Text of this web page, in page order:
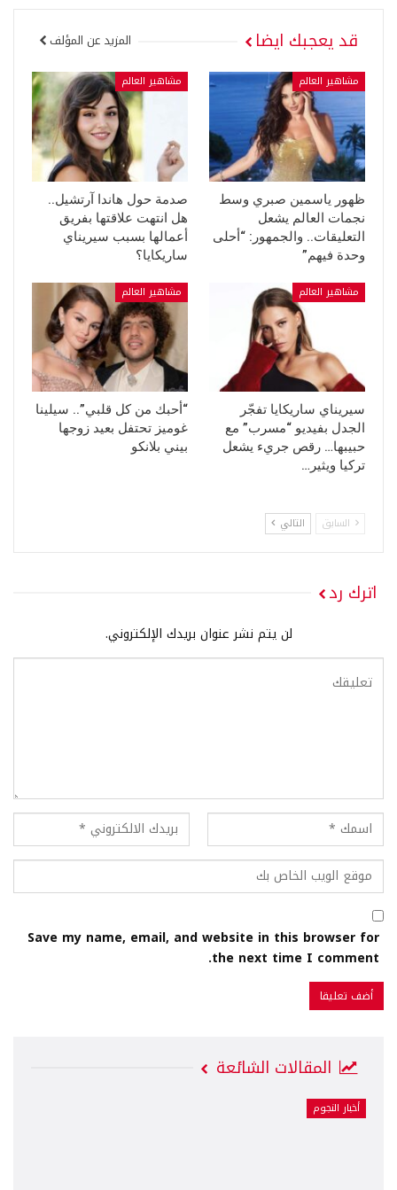
قد يعجبك ايضا المزيد عن المؤلف
مشاهير العالم
ظهور ياسمين صبري وسط
نجمات العالم يشعل
التعليقات.. والجمهور: “أحلى
وحدة فيهم”
مشاهير العالم
صدمة حول هاندا آرتشيل..
هل انتهت علاقتها بفريق
أعمالها بسبب سيريناي
ساريكايا؟
مشاهير العالم
سيريناي ساريكايا تفجّر
الجدل بفيديو “مسرب” مع
حبيبها… رقص جريء يشعل
تركيا ويثير…
مشاهير العالم
“أحبك من كل قلبي”.. سيلينا
غوميز تحتفل بعيد زوجها
بيني بلانكو
السابق التالي
اترك رد
لن يتم نشر عنوان بريدك الإلكتروني.
Save my name, email, and website in this browser for
the next time I comment.
المقالات الشائعة
أخبار النجوم